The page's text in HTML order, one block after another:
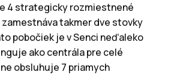
4 strategicky rozmiestnené
takmer dve stovky
pobočiek je v Senci neďaleko
ako centrála pre celé
obsluhuje 7 priamych